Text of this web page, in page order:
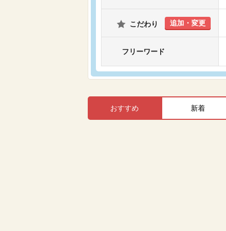
こだわり 追加・変更
フリーワード
おすすめ 新着